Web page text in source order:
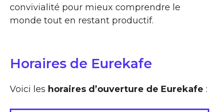
convivialité pour mieux comprendre le
monde tout en restant productif.
Horaires de Eurekafe
Voici les horaires d’ouverture de Eurekafe :